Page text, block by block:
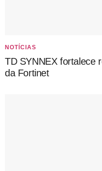
NOTÍCIAS
TD SYNNEX fortalece
da Fortinet